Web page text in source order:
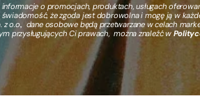
o promocjach, produktach, usługach
świadomość, że zgoda jest dobrowolna i mogę ją w
o.o., dane osobowe będą przetwarzane w celach
przysługujących Ci prawach, można znaleźć w